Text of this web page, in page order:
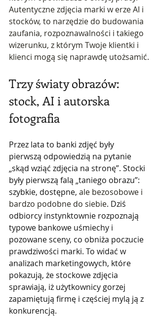
Autentyczne zdjęcia marki w erze AI i
stocków, to narzędzie do budowania
zaufania, rozpoznawalności i takiego
wizerunku, z którym Twoje klientki i
klienci mogą się naprawdę utożsamić.
Trzy światy obrazów:
stock, AI i autorska
fotografia
Przez lata to banki zdjęć były
pierwszą odpowiedzią na pytanie
„skąd wziąć zdjęcia na stronę”. Stocki
były pierwszą falą „taniego obrazu”:
szybkie, dostępne, ale bezosobowe i
bardzo podobne do siebie. Dziś
odbiorcy instynktownie rozpoznają
typowe bankowe uśmiechy i
pozowane sceny, co obniża poczucie
prawdziwości marki. To widać w
analizach marketingowych, które
pokazują, że stockowe zdjęcia
sprawiają, iż użytkownicy gorzej
zapamiętują firmę i częściej mylą ją z
konkurencją.